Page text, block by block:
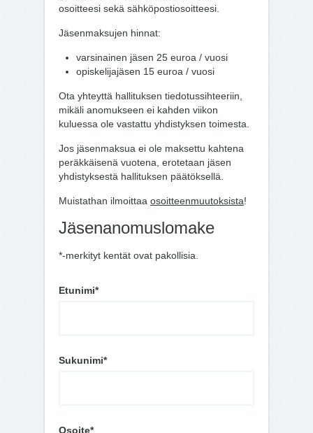
osoitteesi sekä sähköpostiosoitteesi.
Jäsenmaksujen hinnat:
varsinainen jäsen 25 euroa / vuosi
opiskelijajäsen 15 euroa / vuosi
Ota yhteyttä hallituksen tiedotussihteeriin,
mikäli anomukseen ei kahden viikon
kuluessa ole vastattu yhdistyksen toimesta.
Jos jäsenmaksua ei ole maksettu kahtena
peräkkäisenä vuotena, erotetaan jäsen
yhdistyksestä hallituksen päätöksellä.
Muistathan ilmoittaa osoitteenmuutoksista!
Jäsenanomuslomake
*-merkityt kentät ovat pakollisia.
Etunimi*
Sukunimi*
Osoite*